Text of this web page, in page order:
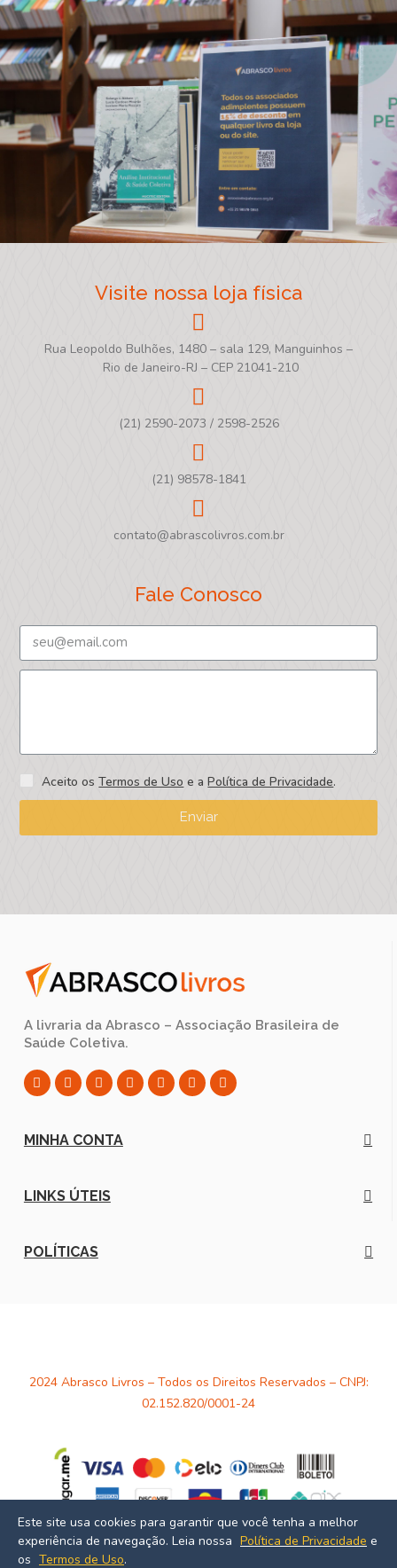
Visite nossa loja física
Rua Leopoldo Bulhões, 1480 – sala 129, Manguinhos –
Rio de Janeiro-RJ – CEP 21041-210
(21) 2590-2073 / 2598-2526
(21) 98578-1841
contato@abrascolivros.com.br
Fale Conosco
Aceito osTermos de Uso e aPolítica de Privacidade.
Enviar
A livraria da Abrasco – Associação Brasileira de
Saúde Coletiva.
MINHA CONTA
LINKS ÚTEIS
POLÍTICAS
2024 Abrasco Livros – Todos os Direitos Reservados – CNPJ:
02.152.820/0001-24
Desenvolvido por
Este site usa cookies para garantir que você tenha a melhor
experiência de navegação. Leia nossa Política de Privacidade e
os Termos de Uso.